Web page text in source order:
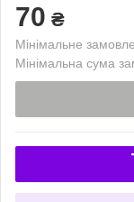
70 ₴
Мінімальне
Мінімальна сума